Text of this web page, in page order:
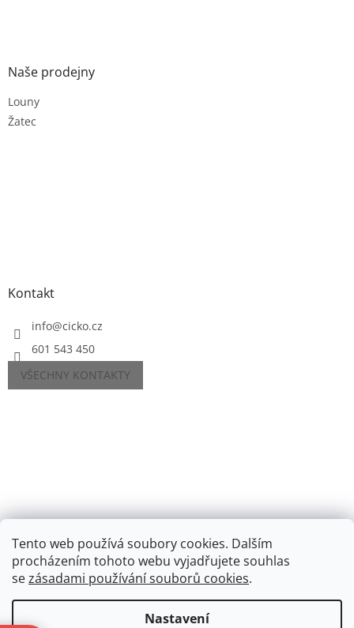
Tento web používá soubory cookies. Dalším
procházením tohoto webu vyjadřujete souhlas
sezásadami používání souborů cookies.
Nastavení
Naše prodejny
Louny
Žatec
Kontakt
info@cicko.cz
601 543 450
VŠECHNY KONTAKTY